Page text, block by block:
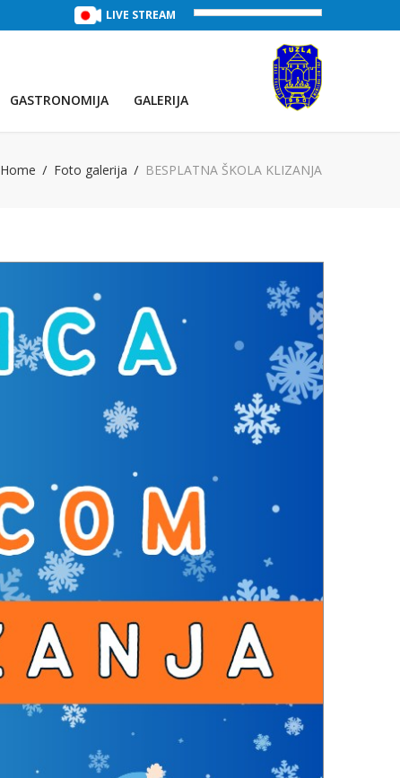
TREĆE JEZERO (Voda:29 °C, Salinitet:32 g/L)
LIVE STREAM
GASTRONOMIJA GALERIJA
Home Foto galerija BESPLATNA ŠKOLA KLIZANJA